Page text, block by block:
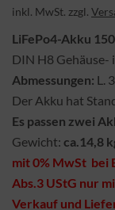
inkl. MwSt. zzgl.
LiFePo4-Akku
DIN H8 Gehäuse-
Abmessungen: L.
Der Akku hat
Es passen zwei
Gewicht: ca.14,8
mit 0% MwSt bei
Abs.3 UStG nur
Verkauf und